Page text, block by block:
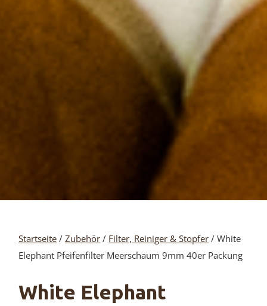
Startseite /Zubehör / Filter, Reiniger & Stopfer / White
Elephant Pfeifenfilter Meerschaum 9mm 40er Packung
White Elephant